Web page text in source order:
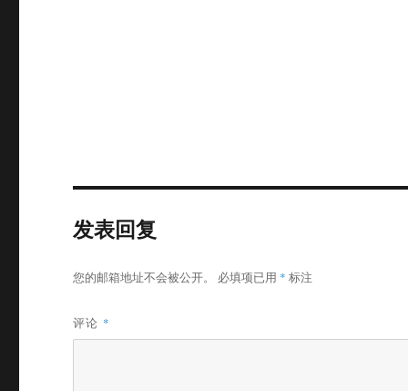
发表回复
您的邮箱地址不会被公开。 必填项已用 * 标注
评论 *